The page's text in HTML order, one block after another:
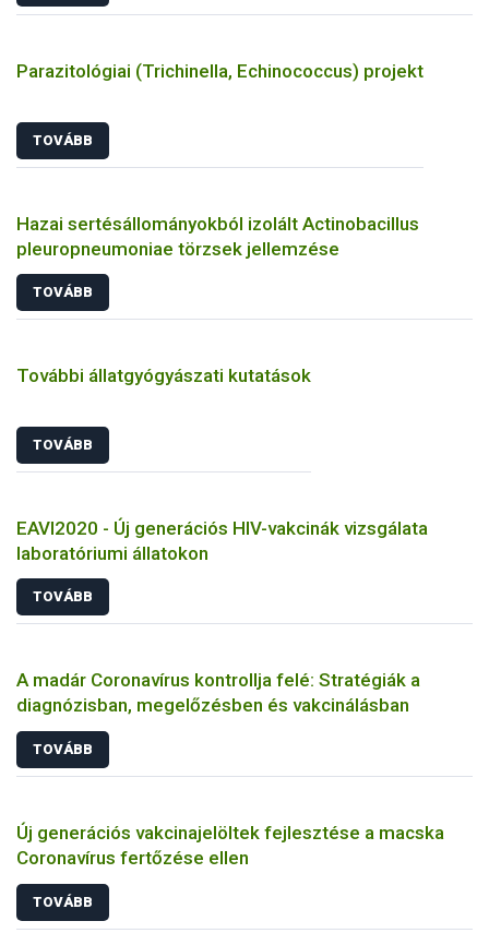
Parazitológiai (Trichinella, Echinococcus) projekt
TOVÁBB
Hazai sertésállományokból izolált Actinobacillus
pleuropneumoniae törzsek jellemzése
TOVÁBB
További állatgyógyászati kutatások
TOVÁBB
EAVI2020 - Új generációs HIV-vakcinák vizsgálata
laboratóriumi állatokon
TOVÁBB
A madár Coronavírus kontrollja felé: Stratégiák a
diagnózisban, megelőzésben és vakcinálásban
TOVÁBB
Új generációs vakcinajelöltek fejlesztése a macska
Coronavírus fertőzése ellen
TOVÁBB